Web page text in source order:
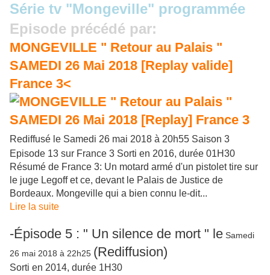
Série tv "Mongeville" programmée
Episode précédé par:
MONGEVILLE " Retour au Palais "
SAMEDI 26 Mai 2018 [Replay valide]
France 3<
Rediffusé le Samedi 26 mai 2018 à 20h55 Saison 3
Episode 13 sur France 3 Sorti en 2016, durée 01H30
Résumé de France 3: Un motard armé d'un pistolet tire sur
le juge Legoff et ce, devant le Palais de Justice de
Bordeaux. Mongeville qui a bien connu le-dit...
Lire la suite
-Épisode 5 : " Un silence de mort " le Samedi
26 mai 2018 à 22h25 (Rediffusion)
Sorti en 2014, durée 1H30